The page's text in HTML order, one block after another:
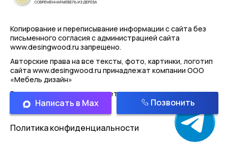
Копирование и переписывание информации с сайта без
письменного согласия с администрацией сайта
www.desingwood.ru запрещено.
Авторские права на все тексты, фото, картинки, логотип
сайта www.desingwood.ru принадлежат компании ООО
«Мебель дизайн»
Реальные изделия могут иметь отличая от картинок
представленным на сайте!
Политика конфиденциальности
Написать в Max Позвонить